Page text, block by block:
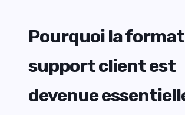
Pourquoi la
support client est
devenue